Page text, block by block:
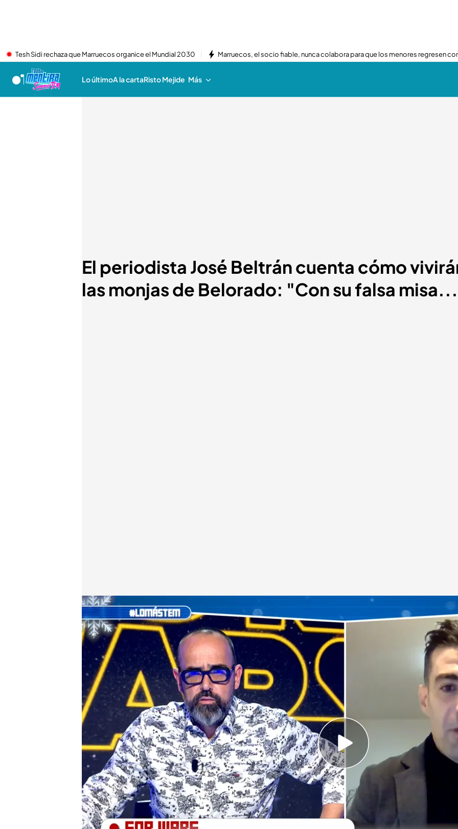
Tesh Sidi rechaza que Marruecos organice el Mundial 2030 Marruecos, el socio fiable, nunca colabora para que los menores regresen
Lo últimoA la cartaRisto Mejide Más
El periodista José Beltrán cuenta cómo
las monjas de Belorado: "Con su falsa
José Beltrán, en 'Todo es mentira'
Todo es mentira
23 DIC 2024 - 19:08h.
José Beltrán conecta en directo en 'Todo es mentira' para hablar sobre
las monjas de Belorado
"Es un poco como 'Gran Hermano', que vamos con las expulsiones,
los abandonos, las tránsfugas...", bromea José Beltrán sobre la
situación de las monjas de Belorado
La alcaldesa Maribel Albalat, sobre las navidades en Paiporta: "A mí me
faltan amigos y van a ser complicadas"
Compartir